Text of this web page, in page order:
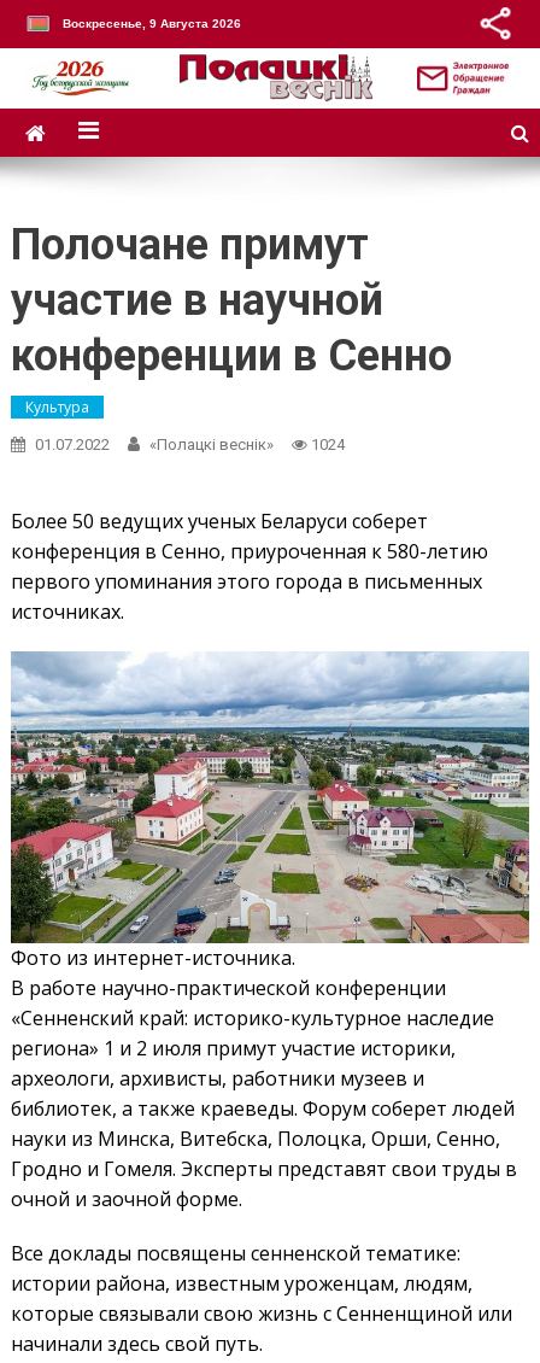
Воскресенье, 9 Августа 2026
Полочане примут
участие в научной
конференции в Сенно
Культура
01.07.2022 «Полацкі веснік» 1024
Более 50 ведущих ученых Беларуси соберет
конференция в Сенно, приуроченная к 580-летию
первого упоминания этого города в письменных
источниках.
Фото из интернет-источника.
В работе научно-практической конференции
«Сенненский край: историко-культурное наследие
региона» 1 и 2 июля примут участие историки,
археологи, архивисты, работники музеев и
библиотек, а также краеведы. Форум соберет людей
науки из Минска, Витебска, Полоцка, Орши, Сенно,
Гродно и Гомеля. Эксперты представят свои труды в
очной и заочной форме.
Все доклады посвящены сенненской тематике:
истории района, известным уроженцам, людям,
которые связывали свою жизнь с Сенненщиной или
начинали здесь свой путь.